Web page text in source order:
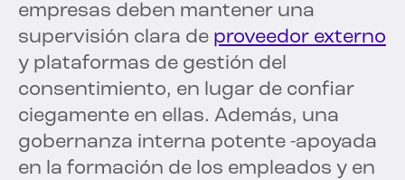
empresas deben mantener una
supervisión clara de proveedor externo
y plataformas de gestión del
consentimiento, en lugar de confiar
ciegamente en ellas. Además, una
gobernanza interna potente -apoyada
en la formación de los empleados y en